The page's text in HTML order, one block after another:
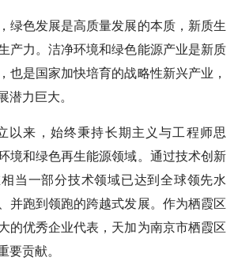
绿色发展是高质量发展的本质，新质生
产力。洁净环境和绿色能源产业是新质
也是国家加快培育的战略性新兴产业，
力巨大。
以来，始终秉持长期主义与工程师思
境和绿色再生能源领域。通过技术创新
当一部分技术领域已达到全球领先水
并跑到领跑的跨越式发展。作为栖霞区
的优秀企业代表，天加为南京市栖霞区
贡献。